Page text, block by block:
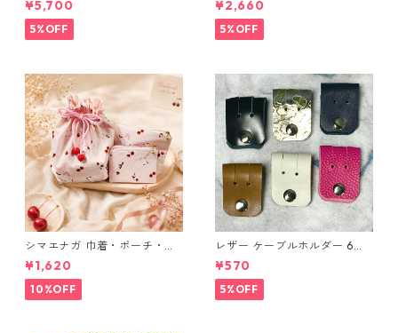
ングラデシュ l175 レザー 革財
布 ハンドメイド 経年変化
¥5,700
5%OFF
¥2,660
5%OFF
シマエナガ 巾着・ポーチ・ミ
ニポーチ(カード収納にも) ３
点セット さくらんぼ柄×淡いピ
ンク
¥1,620
10%OFF
レザー ケーブルホルダー 6個
セット
¥570
5%OFF